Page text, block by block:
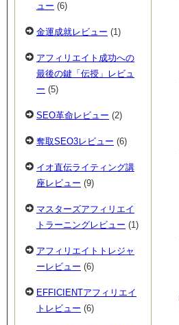
ュー (6)
金運成就レビュー (1)
アフィリエイト成功への
最後の鍵「伝授」レビュ
ー (5)
SEO革命レビュー (2)
奪取SEO3レビュー (6)
イオ直伝ライティング講
座レビュー (9)
マスターズアフィリエイ
トラーニングレビュー (1)
アフィリエイトトレジャ
ーレビュー (6)
EFFICIENTアフィリエイ
トレビュー (6)